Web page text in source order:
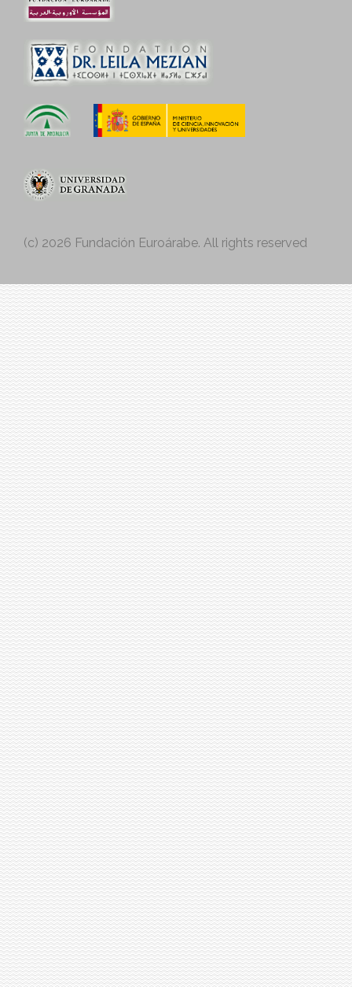
Euroárabe
de
Andalucía
Cultura y Deporte
Granada
(c) 2026 Fundación Euroárabe. All rights reserved